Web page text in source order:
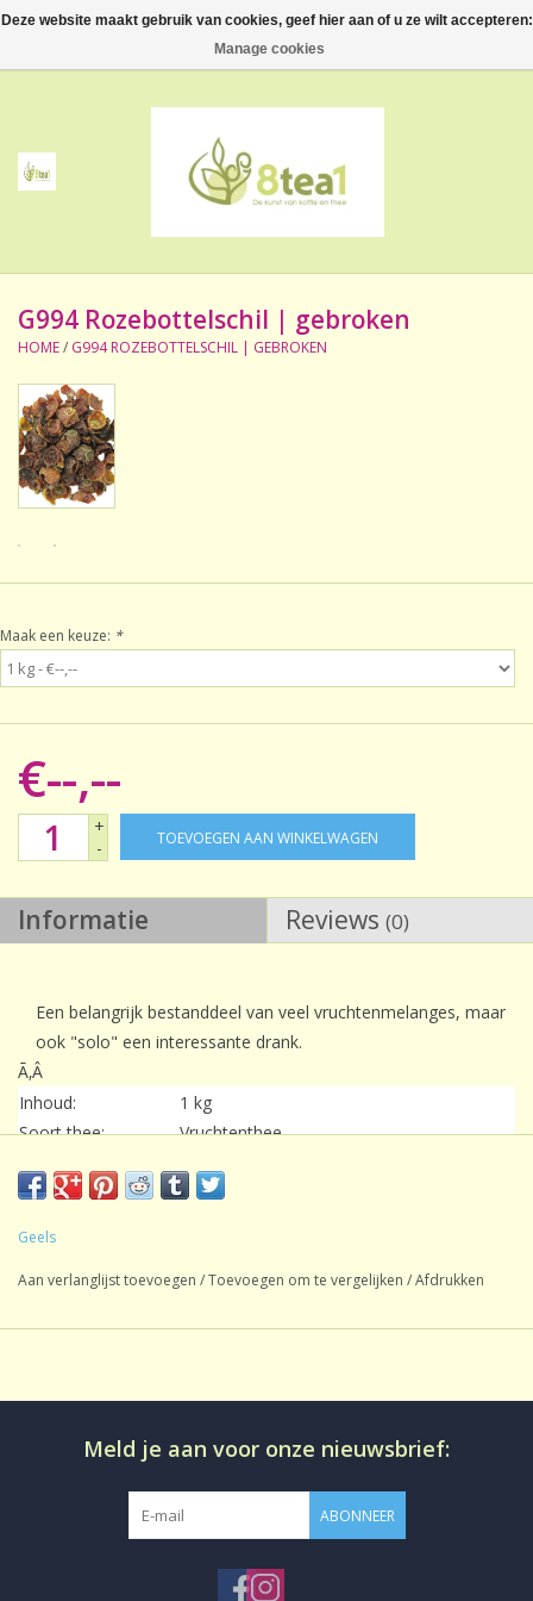
0 Artikelen - €--,--
Thee
Accessoires
NIEUW! Verpakte thee
BeppeDeli en 8tea1
Contact
Sale!
Laatste kans!
G994 Rozebottelschil | gebroken
HOME/ G994 ROZEBOTTELSCHIL | GEBROKEN
Maak een keuze: *
€--,--
+
-
TOEVOEGEN AAN WINKELWAGEN
Informatie Reviews (0)
Een belangrijk bestanddeel van veel vruchtenmelanges, maar
ook "solo" een interessante drank.
Ã‚Â
Inhoud:
1 kg
Soort thee:
Vruchtenthee
Smaak:
Natuurlijk
Productie:
conventioneel
Geels
Aan verlanglijst toevoegen /Toevoegen om te vergelijken /Afdrukken
Meld je aan voor onze nieuwsbrief:
ABONNEER
Deze website maakt gebruik van cookies, geef hier aan of u ze wilt accepteren:
Manage cookies